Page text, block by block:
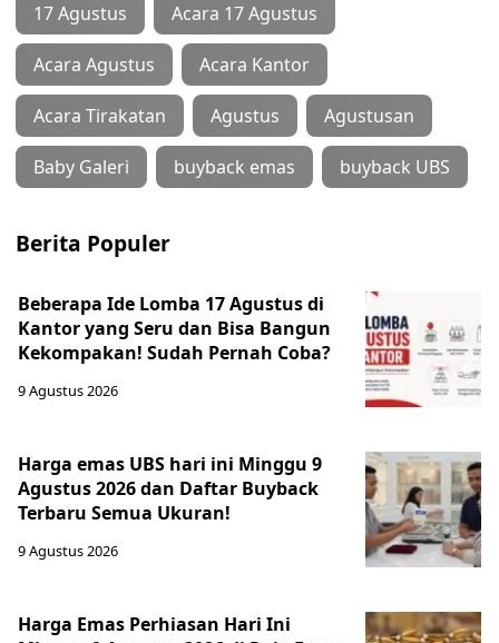
17 Agustus Acara 17 Agustus
Acara Agustus Acara Kantor
Acara Tirakatan Agustus Agustusan
Baby Galeri buyback emas buyback UBS
Berita Populer
Beberapa Ide Lomba 17 Agustus di
Kantor yang Seru dan Bisa Bangun
Kekompakan! Sudah Pernah Coba?
9 Agustus 2026
Harga emas UBS hari ini Minggu 9
Agustus 2026 dan Daftar Buyback
Terbaru Semua Ukuran!
9 Agustus 2026
Harga Emas Perhiasan Hari Ini